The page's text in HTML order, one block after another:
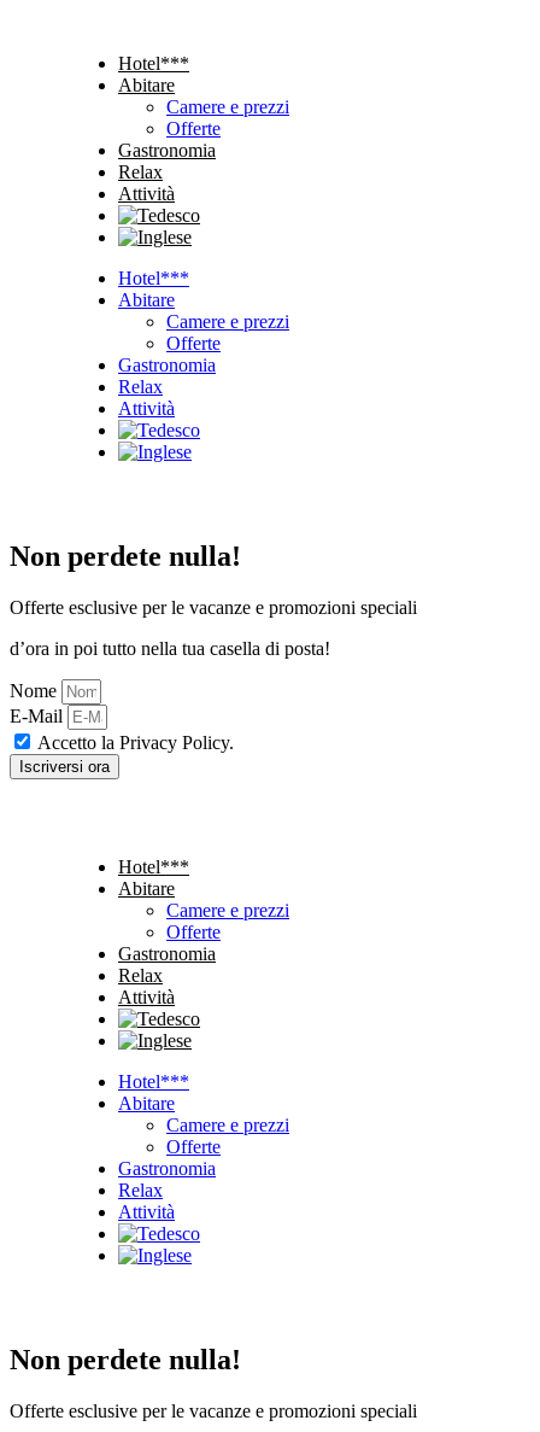
Hotel***
Abitare
Camere e prezzi
Offerte
Gastronomia
Relax
Attività
Hotel***
Abitare
Camere e prezzi
Offerte
Gastronomia
Relax
Attività
Non perdete nulla!
Offerte esclusive per le vacanze e promozioni speciali
d’ora in poi tutto nella tua casella di posta!
Nome
E-Mail
Accetto la Privacy Policy.
Iscriversi ora
Hotel***
Abitare
Camere e prezzi
Offerte
Gastronomia
Relax
Attività
Hotel***
Abitare
Camere e prezzi
Offerte
Gastronomia
Relax
Attività
Non perdete nulla!
Offerte esclusive per le vacanze e promozioni speciali